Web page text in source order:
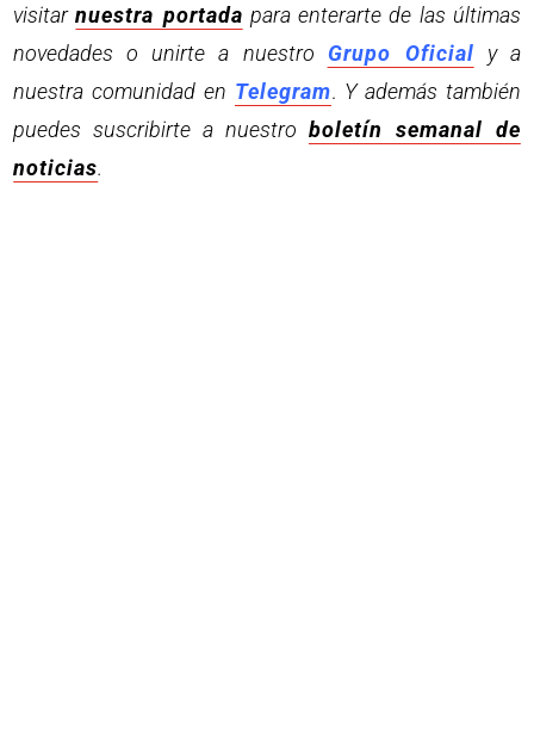
visitarnuestra portada para enterarte de las últimas
novedades o unirte a nuestro Grupo Oficial y a
nuestra comunidad en Telegram. Y además también
puedes suscribirte a nuestro boletín semanal de
noticias.